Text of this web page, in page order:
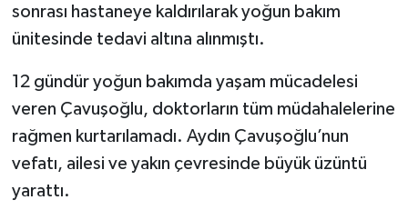
sonrası hastaneye kaldırılarak yoğun bakım
ünitesinde tedavi altına alınmıştı.
12 gündür yoğun bakımda yaşam mücadelesi
veren Çavuşoğlu, doktorların tüm müdahalelerine
rağmen kurtarılamadı. Aydın Çavuşoğlu’nun
vefatı, ailesi ve yakın çevresinde büyük üzüntü
yarattı.